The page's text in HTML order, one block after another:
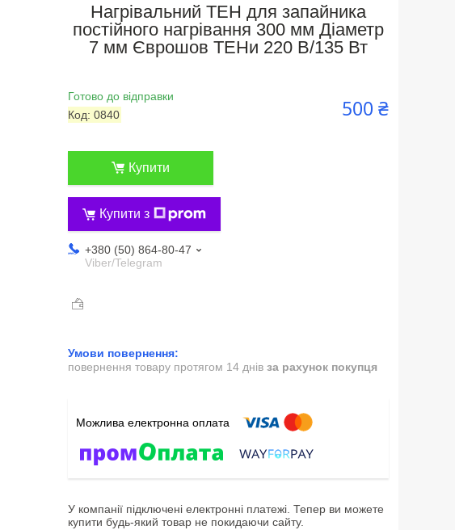
Нагрівальний ТЕН для запайника
постійного нагрівання 300 мм Діаметр
7 мм Єврошов ТЕНи 220 В/135 Вт
Готово до відправки
Код: 0840 500 ₴
Купити
Купити з
+380 (50) 864-80-47
Viber/Telegram
повернення товару протягом 14 днів за рахунок покупця
У компанії підключені електронні платежі. Тепер ви можете
купити будь-який товар не покидаючи сайту.